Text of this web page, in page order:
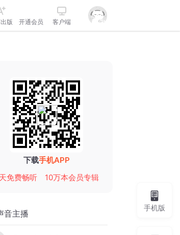
版 开通会员 客户端
下载手机APP
免费畅听
10万本会员专辑
音主播
手机版